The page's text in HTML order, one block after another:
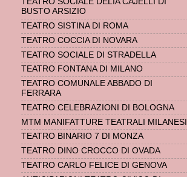
BUSTO ARSIZIO
TEATRO SISTINA DI ROMA
TEATRO COCCIA DI NOVARA
TEATRO SOCIALE DI STRADELLA
TEATRO FONTANA DI MILANO
TEATRO COMUNALE ABBADO DI
FERRARA
TEATRO CELEBRAZIONI DI BOLOGNA
MTM MANIFATTURE TEATRALI MILANESI
TEATRO BINARIO 7 DI MONZA
TEATRO DINO CROCCO DI OVADA
TEATRO CARLO FELICE DI GENOVA